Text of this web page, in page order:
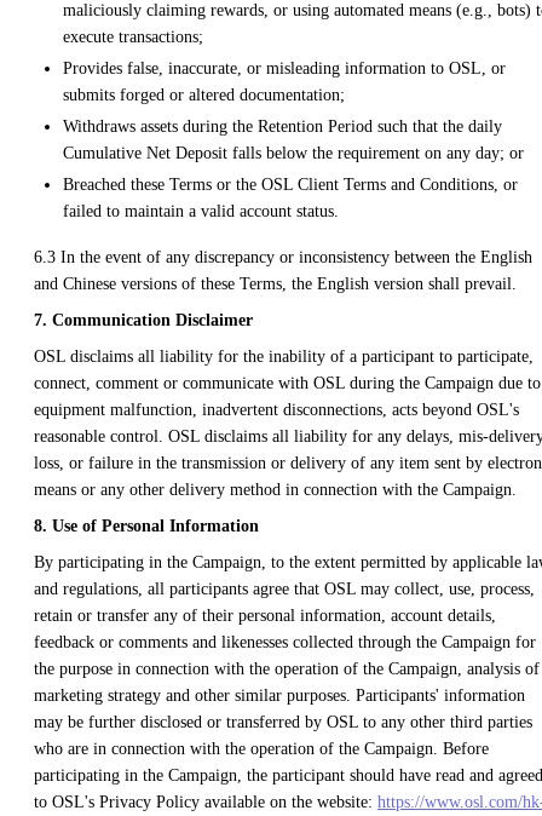
maliciously claiming rewards, or using automated means (e.g., bots)
execute transactions;
Provides false, inaccurate, or misleading information to OSL, or
submits forged or altered documentation;
Withdraws assets during the Retention Period such that the daily
Cumulative Net Deposit falls below the requirement on any day; or
Breached these Terms or the OSL Client Terms and Conditions, or
failed to maintain a valid account status.
6.3 In the event of any discrepancy or inconsistency between the English
and Chinese versions of these Terms, the English version shall prevail.
7. Communication Disclaimer
OSL disclaims all liability for the inability of a participant to participate,
connect, comment or communicate with OSL during the Campaign due to
equipment malfunction, inadvertent disconnections, acts beyond OSL's
reasonable control. OSL disclaims all liability for any delays, mis-
loss, or failure in the transmission or delivery of any item sent by
means or any other delivery method in connection with the Campaign.
8. Use of Personal Information
By participating in the Campaign, to the extent permitted by applicable
and regulations, all participants agree that OSL may collect, use, process,
retain or transfer any of their personal information, account details,
feedback or comments and likenesses collected through the Campaign for
the purpose in connection with the operation of the Campaign, analysis of
marketing strategy and other similar purposes. Participants' information
may be further disclosed or transferred by OSL to any other third parties
who are in connection with the operation of the Campaign. Before
participating in the Campaign, the participant should have read and agreed
to OSL's Privacy Policy available on the website: https://www.osl.com/